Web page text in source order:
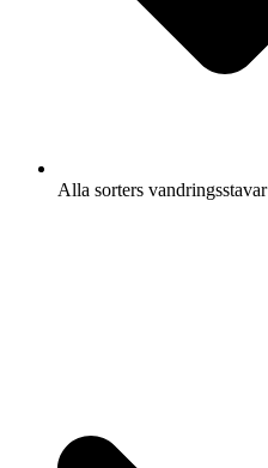
Alla sorters vandringsstavar